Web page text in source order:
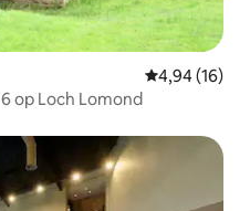
Gemiddelde
4,94 (16)
op Loch Lomond